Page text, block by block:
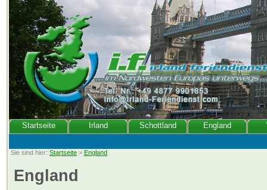
Startseite Irland Schottland England
Sie sind hier: Startseite > England
England